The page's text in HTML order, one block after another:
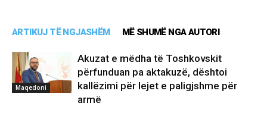
ARTIKUJ TË NGJASHËM MË SHUMË NGA AUTORI
Maqedoni
Akuzat e mëdha të Toshkovskit
përfunduan pa aktakuzë, dështoi
kallëzimi për lejet e paligjshme për
armë